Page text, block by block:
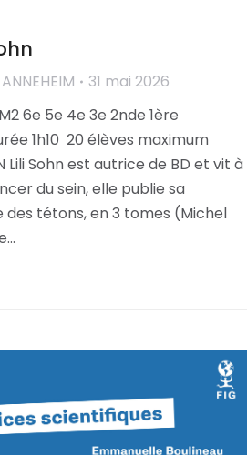
31 mai 2026
6e 5e 4e 3e 2nde 1ère
1h10 20 élèves maximum
Lili Sohn est autrice de BD et vit à
du sein, elle publie sa
des tétons, en 3 tomes (Michel